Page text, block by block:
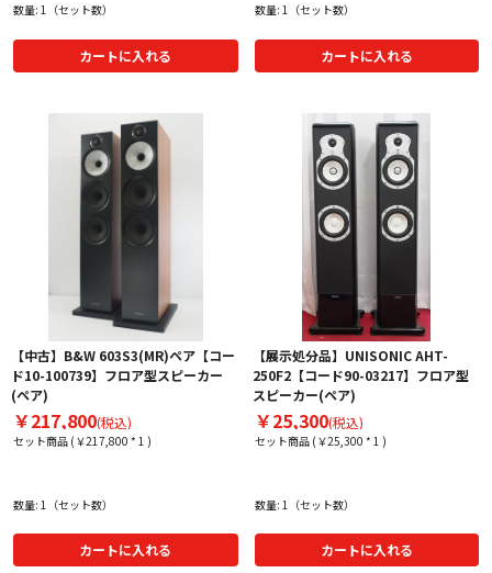
数量: 1（セット数）
カートに入れる
数量: 1（セット数）
カートに入れる
【中古】B&W 603S3(MR)ペア【コー
ド10-100739】フロア型スピーカー
(ペア)
￥217,800(税込)
セット商品 (￥217,800 * 1 )
数量: 1（セット数）
カートに入れる
【展示処分品】UNISONIC AHT-
250F2【コード90-03217】フロア型
スピーカー(ペア)
￥25,300(税込)
セット商品 (￥25,300 * 1 )
数量: 1（セット数）
カートに入れる